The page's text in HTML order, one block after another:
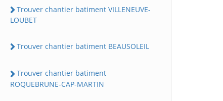
Trouver chantier batiment VILLENEUVE-
LOUBET
Trouver chantier batiment BEAUSOLEIL
Trouver chantier batiment
ROQUEBRUNE-CAP-MARTIN